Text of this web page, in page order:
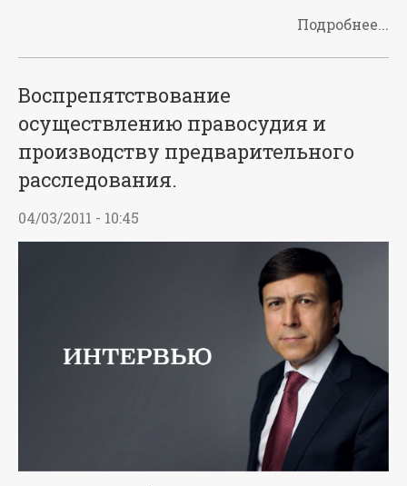
Подробнее...
Воспрепятствование
осуществлению правосудия и
производству предварительного
расследования.
04/03/2011 - 10:45